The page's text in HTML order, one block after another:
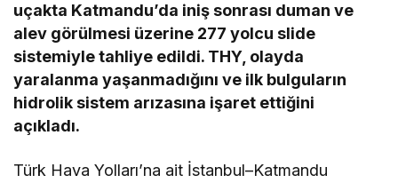
uçakta Katmandu’da iniş sonrası duman ve
alev görülmesi üzerine 277 yolcu slide
sistemiyle tahliye edildi. THY, olayda
yaralanma yaşanmadığını ve ilk bulguların
hidrolik sistem arızasına işaret ettiğini
açıkladı.
Türk Hava Yolları’na ait İstanbul–Katmandu